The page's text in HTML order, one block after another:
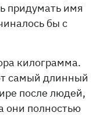
придумать имя
бы с
килограмма.
самый длинный
после людей,
они полностью